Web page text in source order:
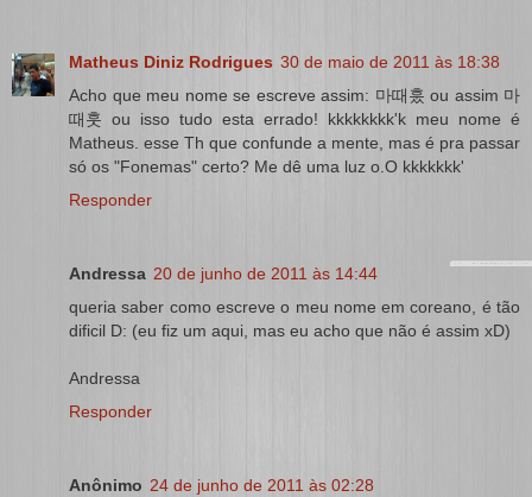
Matheus Diniz Rodrigues 30 de maio de 2011 às 18:38
Acho que meu nome se escreve assim: 마때훘 ou assim 마
때훗 ou isso tudo esta errado! kkkkkkkk'k meu nome é
Matheus. esse Th que confunde a mente, mas é pra passar
só os "Fonemas" certo? Me dê uma luz o.O kkkkkkk'
Responder
Andressa 20 de junho de 2011 às 14:44
queria saber como escreve o meu nome em coreano, é tão
dificil D: (eu fiz um aqui, mas eu acho que não é assim xD)
Andressa
Responder
Anônimo 24 de junho de 2011 às 02:28